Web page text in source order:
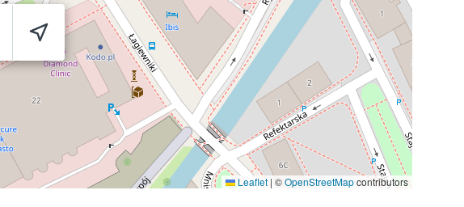
Leaflet | ©OpenStreetMapcontributors